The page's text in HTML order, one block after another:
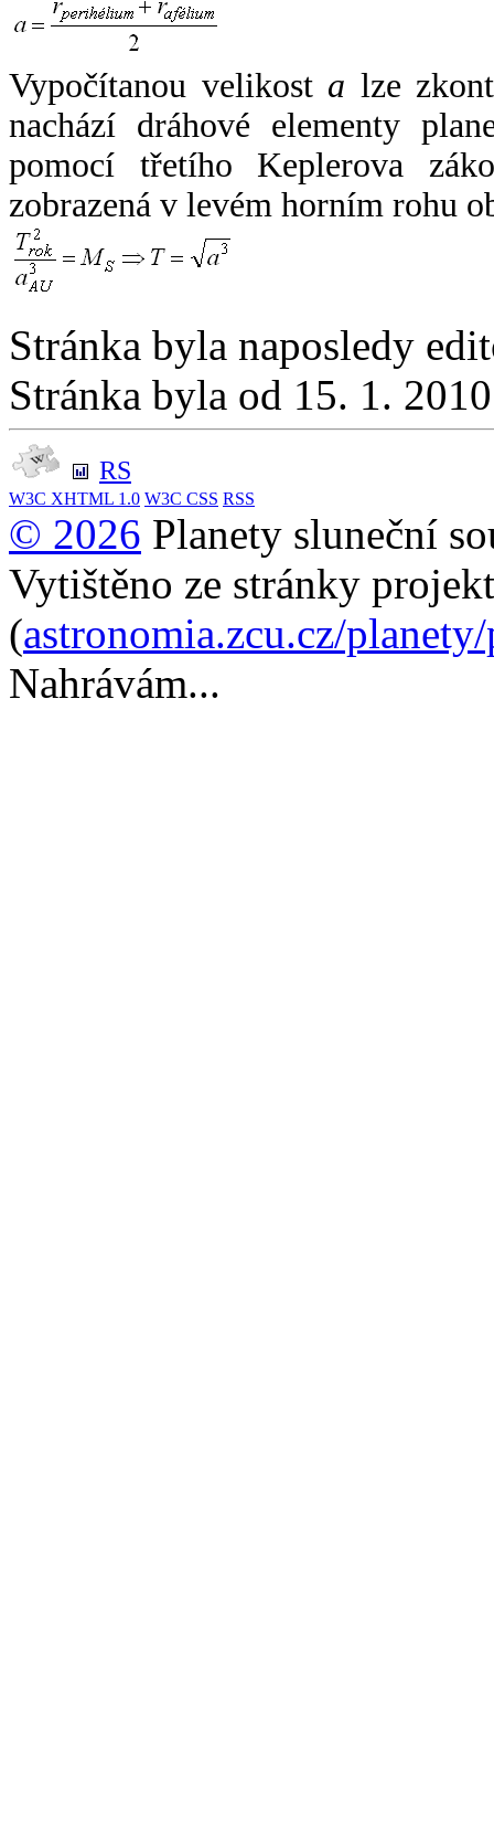
Vypočítanou velikost a lze
nachází dráhové elementy
pomocí třetího Keplerova
zobrazená v levém horním rohu
Stránka byla naposledy
Stránka byla od 15. 1.
RS
W3C XHTML 1.0 W3C CSS RSS
© 2026 Planety sluneční
Vytištěno ze stránky
(astronomia.zcu.cz/
Nahrávám...